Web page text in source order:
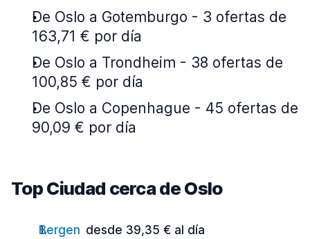
De Oslo a Gotemburgo - 3 ofertas de
163,71 € por día
De Oslo a Trondheim - 38 ofertas de
100,85 € por día
De Oslo a Copenhague - 45 ofertas de
90,09 € por día
Top Ciudad cerca de Oslo
Bergen desde 39,35 € al día